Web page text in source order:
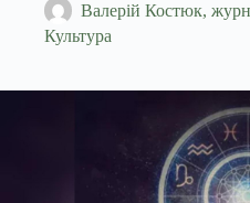
Валерій Костюк,
Культура